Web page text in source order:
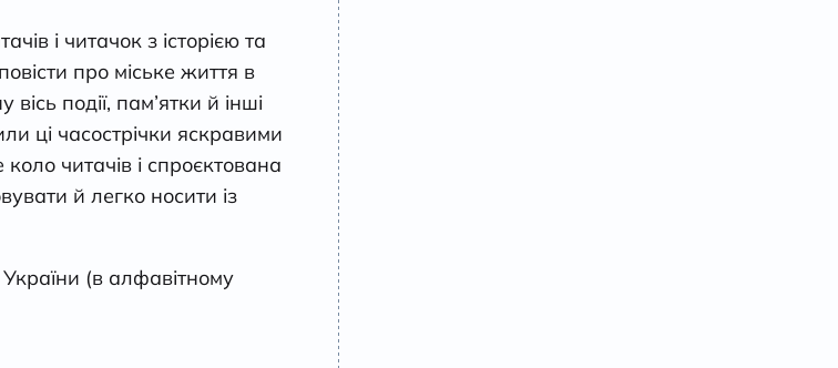
і читачок з історією та
про міське життя в
події, пам’ятки й інші
ці часострічки яскравими
читачів і спроєктована
й легко носити із
України (в алфавітному